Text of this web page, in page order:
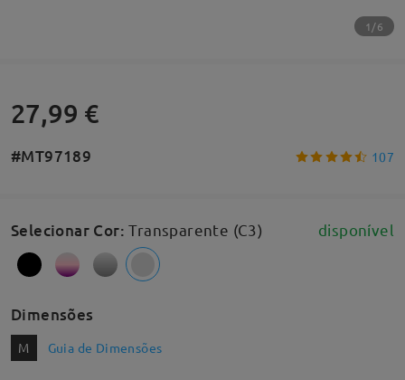
1/6
27,99 €
#MT97189 107
Selecionar Cor:Transparente (C3) disponível
Dimensões
M Guia de Dimensões